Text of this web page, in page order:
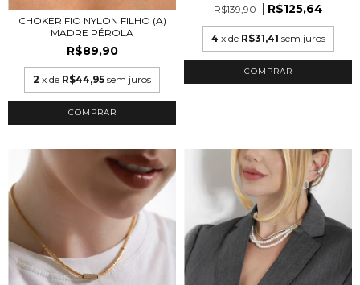
CHOKER FIO NYLON FILHO (A)
MADRE PÉROLA
R$89,90
2 x de R$44,95 sem juros
COMPRAR
R$139,90
R$125,64
4 x de R$31,41 sem juros
COMPRAR